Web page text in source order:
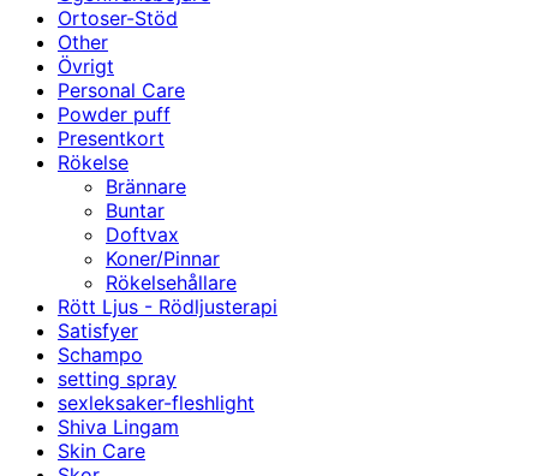
Ortoser-Stöd
Other
Övrigt
Personal Care
Powder puff
Presentkort
Rökelse
Brännare
Buntar
Doftvax
Koner/Pinnar
Rökelsehållare
Rött Ljus - Rödljusterapi
Satisfyer
Schampo
setting spray
sexleksaker-fleshlight
Shiva Lingam
Skin Care